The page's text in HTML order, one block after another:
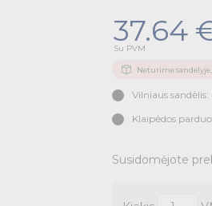
37.64
Su PVM
Neturime
Vilniaus sandėlis:
Klaipėdos
Susidomėjote